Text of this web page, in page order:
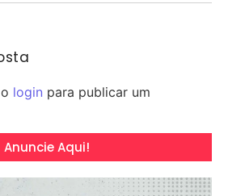
login para publicar um
Anuncie Aqui!